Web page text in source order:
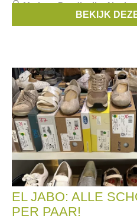
Merken:Rondinella,
, ...BEKIJK
EL JABO: ALLE
PER PAAR!